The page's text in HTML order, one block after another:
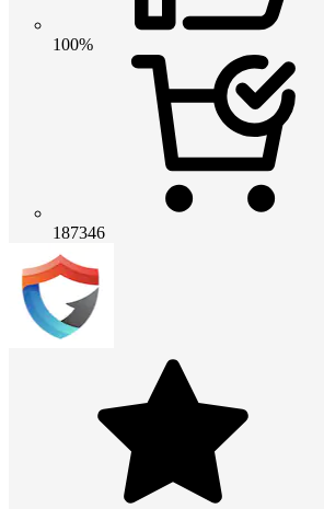
100%
187346